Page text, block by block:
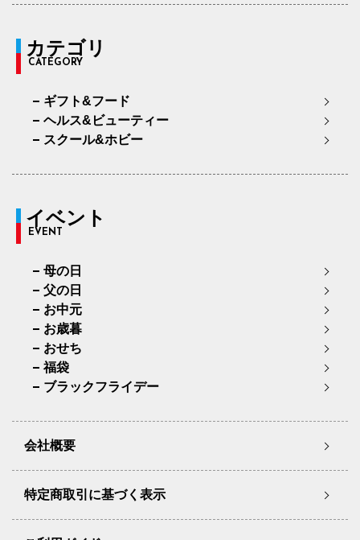
カテゴリ
CATEGORY
ギフト&フード
ヘルス&ビューティー
スクール&ホビー
イベント
EVENT
母の日
父の日
お中元
お歳暮
おせち
福袋
ブラックフライデー
会社概要
特定商取引に基づく表示